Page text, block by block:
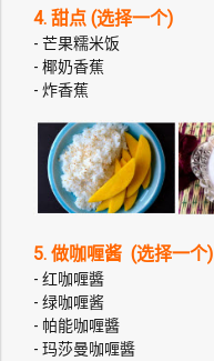
4. 甜点 (选择一个)
- 芒果糯米饭
- 椰奶香蕉
- 炸香蕉
5. 做咖喱酱 (选择一个)
- 红咖喱醬
- 绿咖喱酱
- 帕能咖喱醬
- 玛莎曼咖喱醬